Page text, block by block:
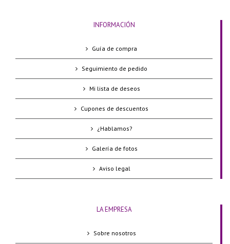
INFORMACIÓN
Guía de compra
Seguimiento de pedido
Mi lista de deseos
Cupones de descuentos
¿Hablamos?
Galería de fotos
Aviso legal
LA EMPRESA
Sobre nosotros